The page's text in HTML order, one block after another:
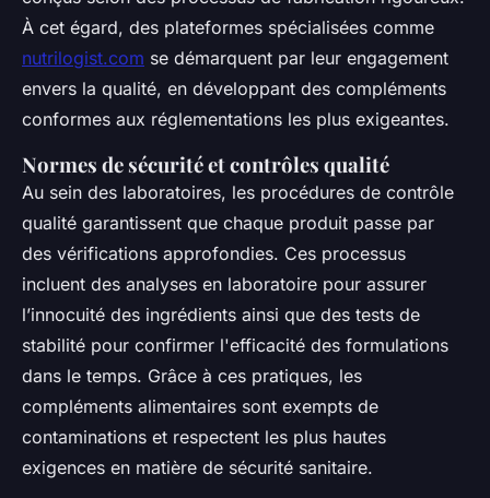
À cet égard, des plateformes spécialisées comme
nutrilogist.com se démarquent par leur engagement
envers la qualité, en développant des compléments
conformes aux réglementations les plus exigeantes.
Normes de sécurité et contrôles qualité
Au sein des laboratoires, les procédures de contrôle
qualité garantissent que chaque produit passe par
des vérifications approfondies. Ces processus
incluent des analyses en laboratoire pour assurer
l’innocuité des ingrédients ainsi que des tests de
stabilité pour confirmer l'efficacité des formulations
dans le temps. Grâce à ces pratiques, les
compléments alimentaires sont exempts de
contaminations et respectent les plus hautes
exigences en matière de sécurité sanitaire.